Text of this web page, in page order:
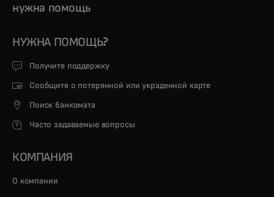
нужна помощь
НУЖНА ПОМОЩЬ?
Получите поддержку
Сообщите о потерянной или украденной карте
Поиск банкомата
Часто задаваемые вопросы
КОМПАНИЯ
О компании